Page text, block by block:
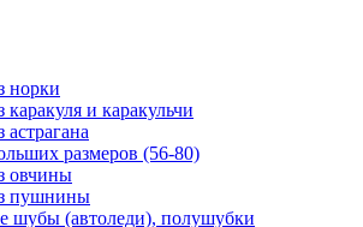
норки
и каракульчи
размеров (56-80)
овчины
пушнины
шубы (автоледи), полушубки